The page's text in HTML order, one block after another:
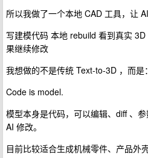
所以我做了一个本地 CAD 工具，让
写建模代码 本地 rebuild 看到真实
果继续修改
我想做的不是传统 Text-to-3D ，而是：
Code is model.
模型本身是代码，可以编辑、diff 、
AI 修改。
目前比较适合生成机械零件、产品外